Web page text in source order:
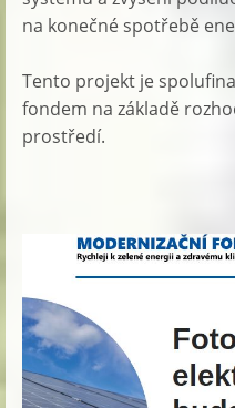
na konečné spotřebě
Tento projekt je
fondem na základě
prostředí.